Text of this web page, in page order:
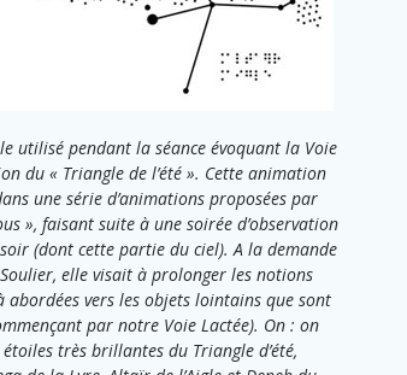
utilisé pendant la séance évoquant la Voie
du « Triangle de l’été ». Cette animation
une série d’animations proposées par
», faisant suite à une soirée d’observation
(dont cette partie du ciel). A la demande
elle visait à prolonger les notions
abordées vers les objets lointains que sont
par notre Voie Lactée). On : on
très brillantes du Triangle d’été,